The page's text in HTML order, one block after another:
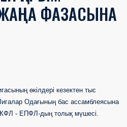
ФАЗАСЫНА
өкілдері кезектен тыс
Одағының бас ассамблеясына
- ЕПФЛ-дың толық мүшесі.